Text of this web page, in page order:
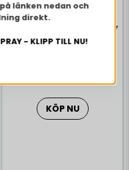
24 x CELSIUS Strawberry
Lemonade 355 ml
KÖP NU
länken nedan och
direkt.
- KLIPP TILL NU!